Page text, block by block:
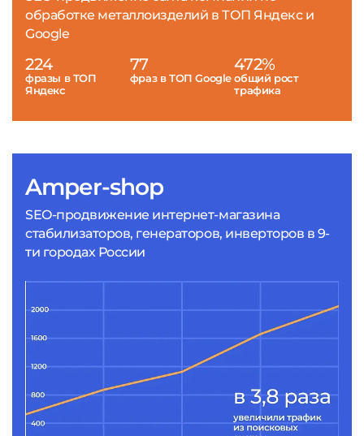
Amper-shop
SEO-продвижение интернет-магазина
стабилизаторов, генераторов, инверторов в 9-
ти городах России
обработке металлоизделий в ТОП Яндекс и
Google
224
фразы в ТОП
Яндекс
77
фраз в ТОП Google
472%
общий рост
трафика